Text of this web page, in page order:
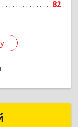
82
Анатолий